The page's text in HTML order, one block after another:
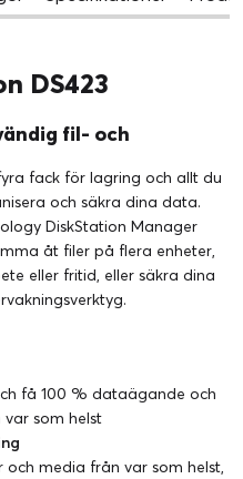
DS423
fil- och
fack för lagring och allt du
och säkra dina data.
DiskStation Manager
åt filer på flera enheter,
eller fritid, eller säkra dina
få 100 % dataägande och
som helst
media från var som helst,